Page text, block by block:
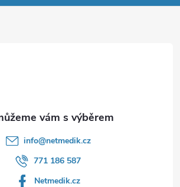
info@netmedik.cz
771 186 587
Netmedik.cz